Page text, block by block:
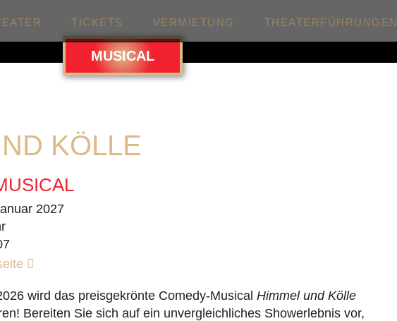
TICKETS VERMIETUNG THEATERFÜHRUNGEN
MUSICAL
KÖLLE
2027
wird das preisgekrönte Comedy-Musical Himmel und Kölle
Bereiten Sie sich auf ein unvergleichliches Showerlebnis vor,